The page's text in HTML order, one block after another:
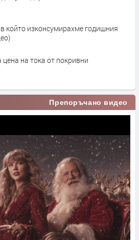
който изконсумирахме годишния
на тока от покривни
Препоръчано видео